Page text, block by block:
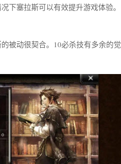
下塞拉斯可以有效提升游戏体验。
被动很契合。10必杀技有多余的觉